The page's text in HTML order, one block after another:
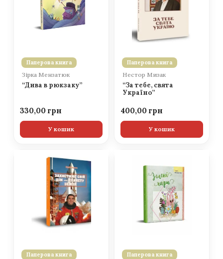
Паперова книга
Зірка Мензатюк
“Дива в рюкзаку”
330,00
У кошик
Паперова книга
Нестор Мизак
“За тебе, свята
Україно”
400,00
У кошик
Паперова книга Паперова книга